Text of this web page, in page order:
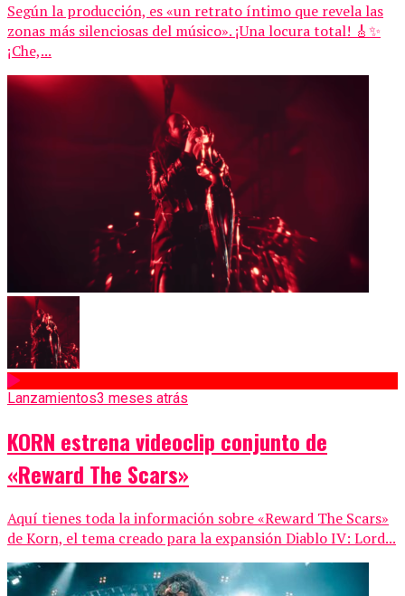
Según la producción, es «un retrato íntimo que revela las
zonas más silenciosas del músico». ¡Una locura total! 🎸✨
¡Che,...
Lanzamientos3 meses atrás
KORN estrena videoclip conjunto de
«Reward The Scars»
Aquí tienes toda la información sobre «Reward The Scars»
de Korn, el tema creado para la expansión Diablo IV: Lord...